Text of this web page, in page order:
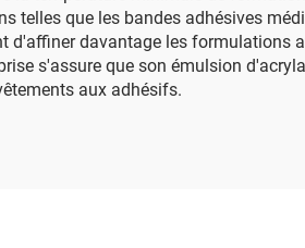
telles que les bandes adhésives
d'affiner davantage les
s'assure que son émulsion
aux adhésifs.